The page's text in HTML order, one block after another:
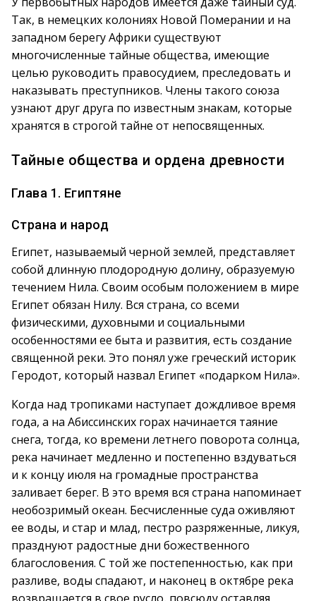
Так, в немецких колониях Новой Померании и на
западном берегу Африки существуют
многочисленные тайные общества, имеющие
целью руководить правосудием, преследовать и
наказывать преступников. Члены такого союза
узнают друг друга по известным знакам, которые
хранятся в строгой тайне от непосвященных.
Тайные общества и ордена древности
Глава 1. Египтяне
Страна и народ
Египет, называемый черной землей, представляет
собой длинную плодородную долину, образуемую
течением Нила. Своим особым положением в мире
Египет обязан Нилу. Вся страна, со всеми
физическими, духовными и социальными
особенностями ее быта и развития, есть создание
священной реки. Это понял уже греческий историк
Геродот, который назвал Египет «подарком Нила».
Когда над тропиками наступает дождливое время
года, а на Абиссинских горах начинается таяние
снега, тогда, ко времени летнего поворота солнца,
река начинает медленно и постепенно вздуваться
и к концу июля на громадные пространства
заливает берег. В это время вся страна напоминает
необозримый океан. Бесчисленные суда оживляют
ее воды, и стар и млад, пестро разряженные, ликуя,
празднуют радостные дни божественного
благословения. С той же постепенностью, как при
разливе, воды спадают, и наконец в октябре река